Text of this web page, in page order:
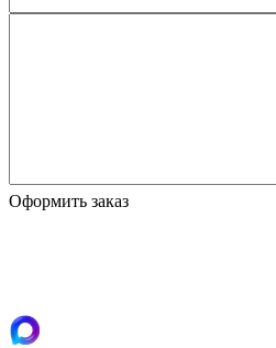
Оформить заказ